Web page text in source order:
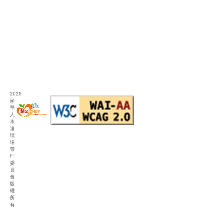
2025
@
華
人
永
遠
墳
場
管
理
委
員
會
版
權
所
有